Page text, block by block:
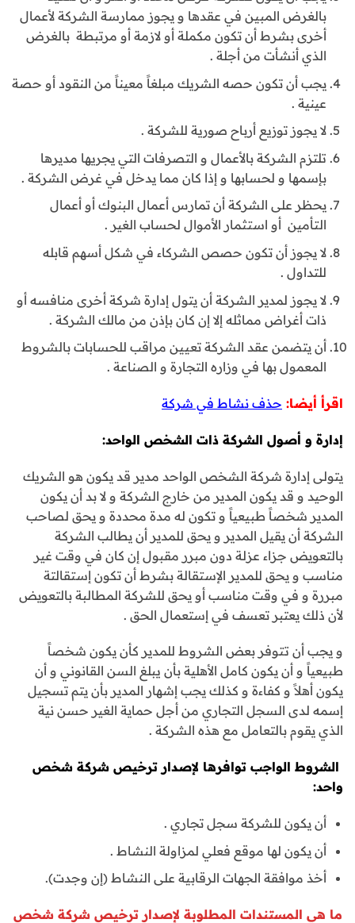
بالغرض المبين في عقدها و يجوز ممارسة الشركة لأعمال
أخرى بشرط أن تكون مكملة أو لازمة أو مرتبطة بالغرض
الذي أنشأت من أجلة .
يجب أن تكون حصه الشريك مبلغاً معيناً من النقود أو حصة
عينية .
لا يجوز توزيع أرباح صورية للشركة .
تلتزم الشركة بالأعمال و التصرفات التي يجريها مديرها
بإسمها و لحسابها و إذا كان مما يدخل في غرض الشركة .
يحظر على الشركة أن تمارس أعمال البنوك أو أعمال
التأمين أو استثمار الأموال لحساب الغير .
لا يجوز أن تكون حصص الشركاء في شكل أسهم قابله
للتداول .
لا يجوز لمدير الشركة أن يتول إدارة شركة أخرى منافسه أو
ذات أغراض مماثله إلا إن كان بإذن من مالك الشركة .
أن يتضمن عقد الشركة تعيين مراقب للحسابات بالشروط
المعمول بها في وزاره التجارة و الصناعة .
اقرأ أيضا: حذف نشاط في شركة
إدارة و أصول الشركة ذات الشخص الواحد:
يتولى إدارة شركة الشخص الواحد مدير قد يكون هو الشريك
الوحيد و قد يكون المدير من خارج الشركة و لا بد أن يكون
المدير شخصاً طبيعياً و تكون له مدة محددة و يحق لصاحب
الشركة أن يقيل المدير و يحق للمدير أن يطالب الشركة
بالتعويض جزاء عزلة دون مبرر مقبول إن كان في وقت غير
مناسب و يحق للمدير الإستقالة بشرط أن تكون إستقالتة
مبررة و في وقت مناسب أو يحق للشركة المطالبة بالتعويض
لأن ذلك يعتبر تعسف في إستعمال الحق .
و يجب أن تتوفر بعض الشروط للمدير كأن يكون شخصاً
طبيعياً و أن يكون كامل الأهلية بأن يبلغ السن القانوني و أن
يكون أهلاً و كفاءة و كذلك يجب إشهار المدير بأن يتم تسجيل
إسمه لدى السجل التجاري من أجل حماية الغير حسن نية
الذي يقوم بالتعامل مع هذه الشركة .
الشروط الواجب توافرها لإصدار ترخيص شركة شخص
واحد:
أن يكون للشركة سجل تجاري .
أن يكون لها موقع فعلي لمزاولة النشاط .
أخذ موافقة الجهات الرقابية على النشاط (إن وجدت).
ما هي المستندات المطلوبة لإصدار ترخيص شركة شخص